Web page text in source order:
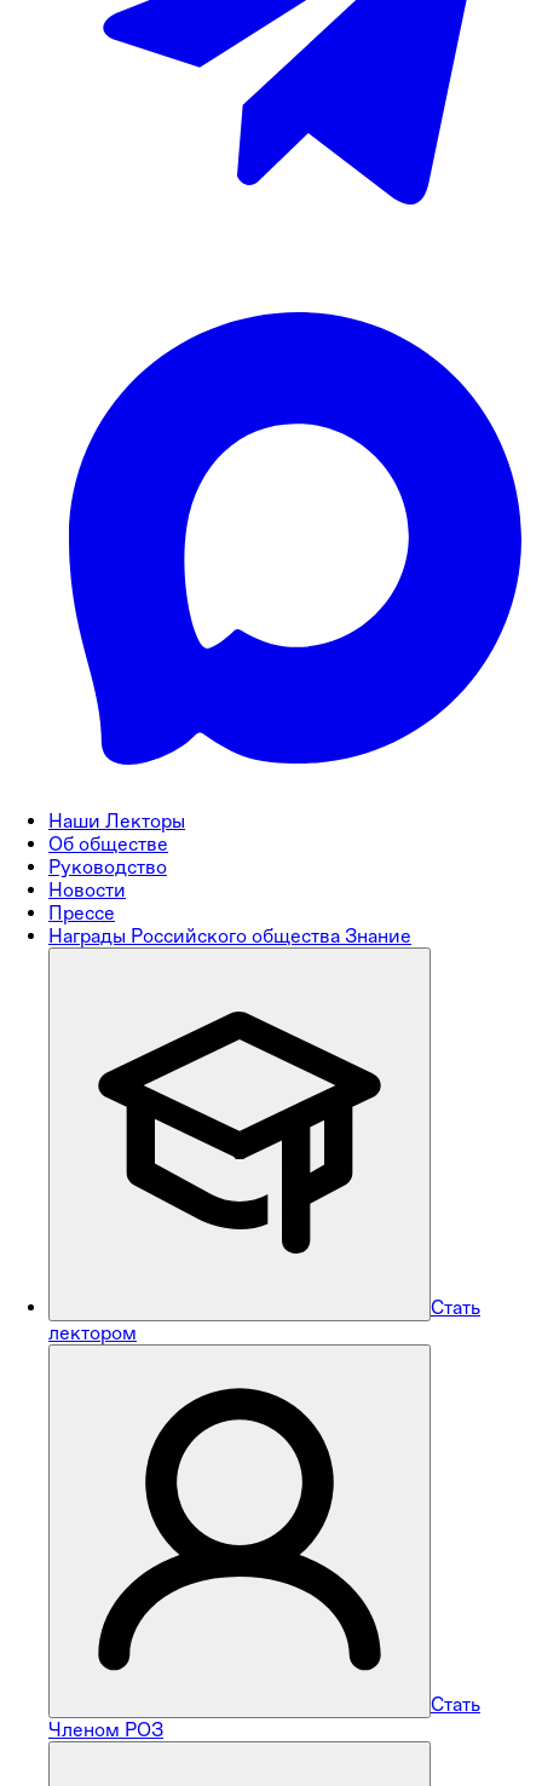
Наши Лекторы
Об обществе
Руководство
Новости
Прессе
Награды Российского общества Знание
Стать
лектором
Стать
Членом РОЗ